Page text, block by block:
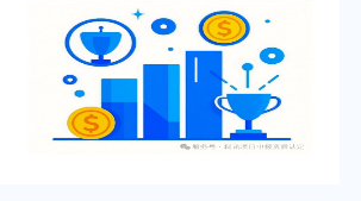
莞未来的发展指明了方向，更蕴含着
无数机遇与利好，与每一位市民、企
业乃至整个城市的发展息息相关。接
下来，就让我们一起解读2025年“一
号文”的核心内容！